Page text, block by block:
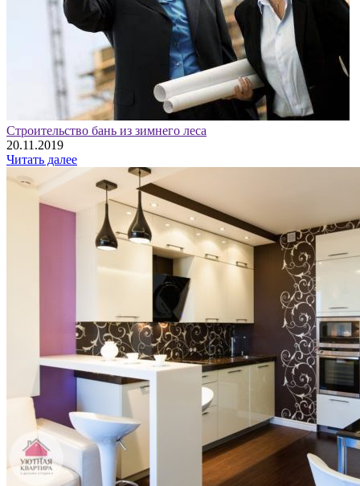
Строительство бань из зимнего леса
20.11.2019
Читать далее